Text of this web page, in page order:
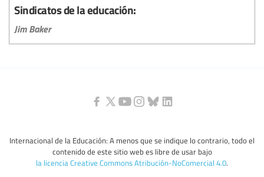
Sindicatos de la educación:
Jim Baker
Internacional de la Educación: A menos que se indique lo contrario, todo el
contenido de este sitio web es libre de usar bajo
la licencia Creative Commons Atribución-NoComercial 4.0.